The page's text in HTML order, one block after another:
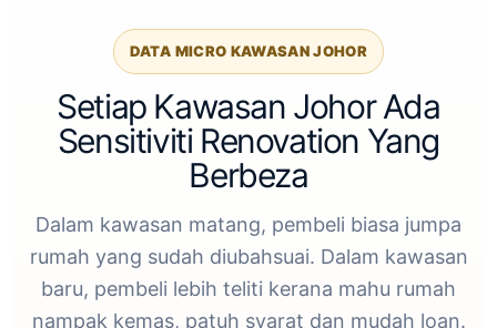
DATA MICRO KAWASAN JOHOR
Setiap Kawasan Johor Ada
Sensitiviti Renovation Yang
Berbeza
Dalam kawasan matang, pembeli biasa jumpa
rumah yang sudah diubahsuai. Dalam kawasan
baru, pembeli lebih teliti kerana mahu rumah
nampak kemas, patuh syarat dan mudah loan.